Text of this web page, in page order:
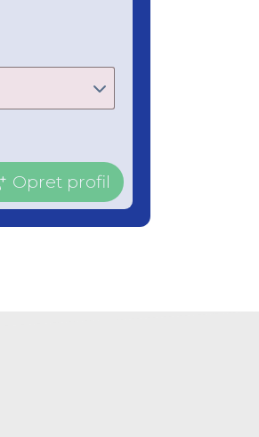
Opret profil